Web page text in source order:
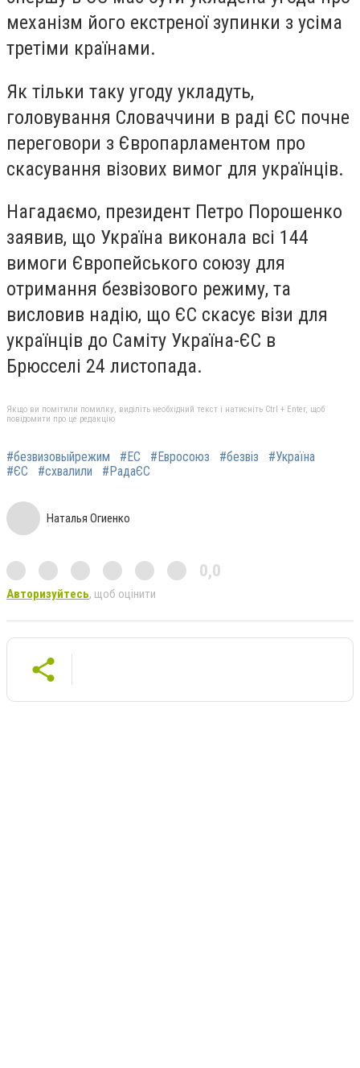
механізм його екстреної зупинки з усіма
третіми країнами.
Як тільки таку угоду укладуть,
головування Словаччини в раді ЄС почне
переговори з Європарламентом про
скасування візових вимог для українців.
Нагадаємо, президент Петро Порошенко
заявив, що Україна виконала всі 144
вимоги Європейського союзу для
отримання безвізового режиму, та
висловив надію, що ЄС скасує візи для
українців до Саміту Україна-ЄС в
Брюсселі 24 листопада.
Якщо ви помітили помилку, виділіть необхідний текст і натисніть Ctrl + Enter, щоб
повідомити про це редакцію
#безвизовыйрежим #ЕС #Евросоюз #безвіз
#Україна
#ЄС
#схвалили #РадаЄС
Наталья Огиенко
0,0
Авторизуйтесь, щоб оцінити